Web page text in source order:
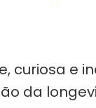
curiosa e
da